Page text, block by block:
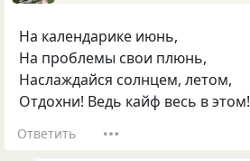
На календарике июнь,
На проблемы свои плюнь,
Наслаждайся солнцем, летом,
Отдохни! Ведь кайф весь в этом!
Ответить